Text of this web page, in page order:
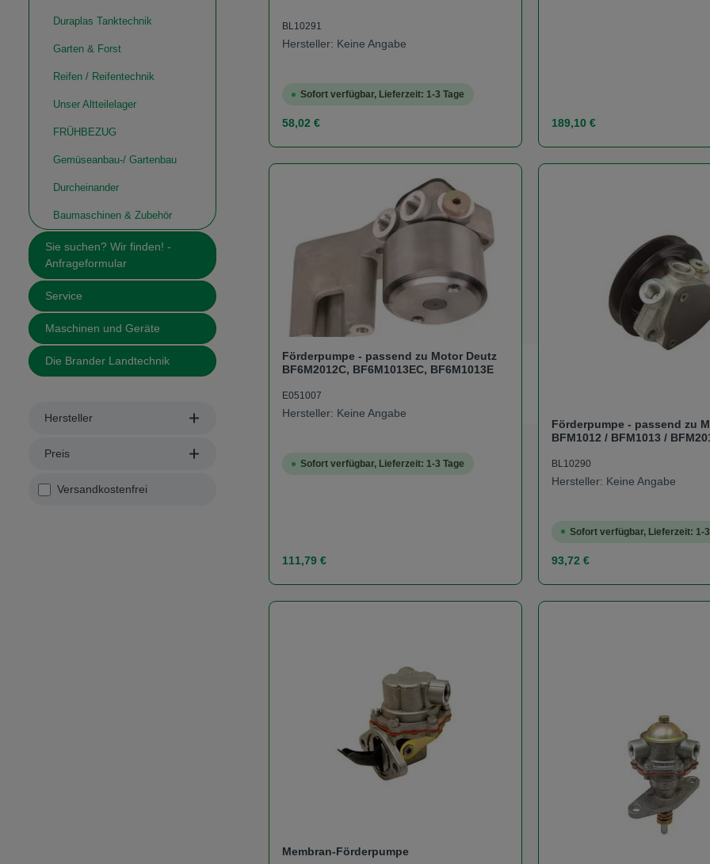
Duraplas Tanktechnik
Garten & Forst
Reifen / Reifentechnik
Unser Altteilelager
FRÜHBEZUG
Gemüseanbau-/ Gartenbau
Durcheinander
Baumaschinen & Zubehör
Sie suchen? Wir finden! -
Anfrageformular
Service
Maschinen und Geräte
Die Brander Landtechnik
Hersteller
Preis
Filter hinzufügen: Versandkostenfrei
Versandkostenfrei
BL10291
Hersteller: Keine Angabe
Sofort verfügbar, Lieferzeit: 1-3 Tage
Regulärer Preis:
58,02 €
Produkt Anzahl: Gib den gewünschten Wert ein
Regulärer Preis:
189,10 €
Produkt
Förderpumpe - passend zu Motor Deutz
BF6M2012C, BF6M1013EC, BF6M1013E
E051007
Hersteller: Keine Angabe
Sofort verfügbar, Lieferzeit: 1-3 Tage
Regulärer Preis:
111,79 €
Produkt Anzahl: Gib den gewünschten Wert ein
Förderpumpe - passend zu
BFM1012 / BFM1013 /
BL10290
Hersteller: Keine Angabe
Sofort verfügbar, Lieferzeit: 1-3
Regulärer Preis:
93,72 €
Produkt
Membran-Förderpumpe